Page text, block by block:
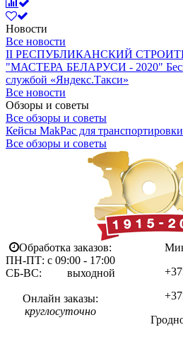
Новости
Все новости
II РЕСПУБЛИКАНСКИЙ
"МАСТЕРА БЕЛАРУСИ - 2020"
службой «Яндекс.Такси»
Все новости
Обзоры и советы
Все обзоры и советы
Кейсы MakPac для
Все обзоры и советы
Обработка заказов:
ПН-ПТ: с 09:00 - 17:00
СБ-ВС: выходной
Онлайн заказы:
круглосуточно